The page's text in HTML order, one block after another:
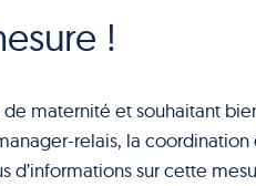
!
maternité et souhaitant
relais, la
d’informations sur cette